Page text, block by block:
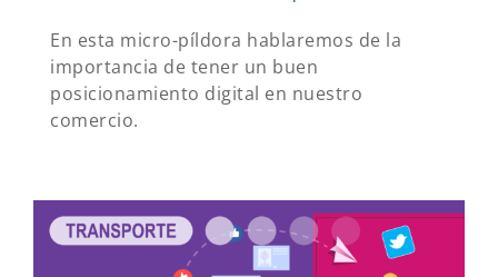
En esta micro-píldora hablaremos de la
importancia de tener un buen
posicionamiento digital en nuestro
comercio.